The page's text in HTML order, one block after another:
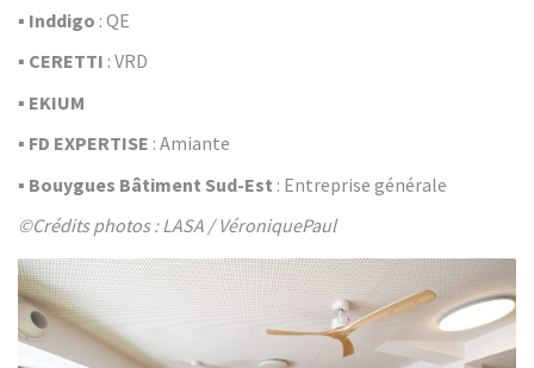
▪ Inddigo : QE
▪ CERETTI : VRD
▪ EKIUM
▪ FD EXPERTISE : Amiante
▪ Bouygues Bâtiment Sud-Est : Entreprise générale
©Crédits photos : LASA / VéroniquePaul